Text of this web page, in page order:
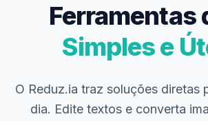
Ferramentas
Simples e
O Reduz.ia traz soluções diretas
dia. Edite textos e converta